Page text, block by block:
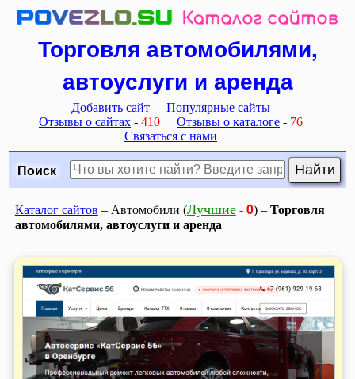
Торговля автомобилями,
автоуслуги и аренда
Добавить сайт
Популярные сайты
Отзывы о сайтах - 410 Отзывы о каталоге - 76
Связаться с нами
Поиск
Каталог сайтов – Автомобили (Лучшие - 0) – Торговля
автомобилями, автоуслуги и аренда